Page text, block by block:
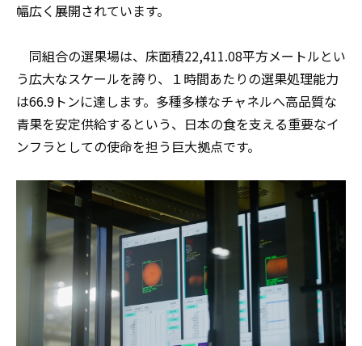
幅広く展開されています。
同組合の選果場は、床面積22,411.08平方メートルとい
う広大なスケールを誇り、１時間あたりの選果処理能力
は66.9トンに達します。多種多様なチャネルへ高品質な
青果を安定供給するという、日本の食を支える重要なイ
ンフラとしての使命を担う巨大拠点です。